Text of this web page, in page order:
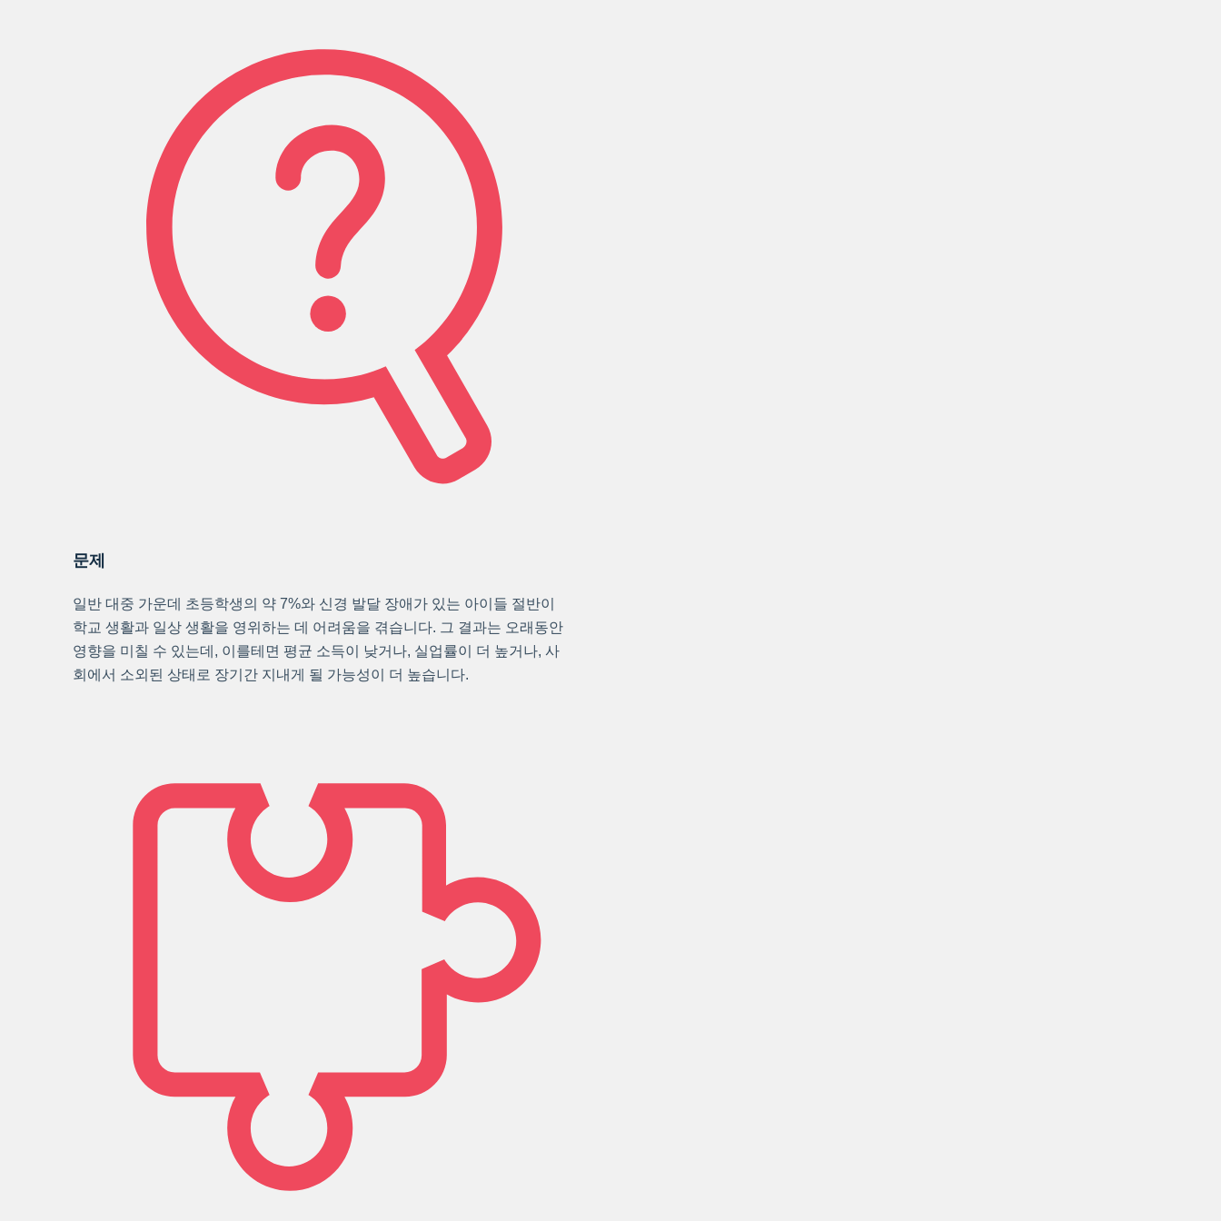
문제
일반 대중 가운데 초등학생의 약 7%와 신경 발달 장애가 있는 아이들 절반이
학교 생활과 일상 생활을 영위하는 데 어려움을 겪습니다. 그 결과는 오래동안
영향을 미칠 수 있는데, 이를테면 평균 소득이 낮거나, 실업률이 더 높거나, 사
회에서 소외된 상태로 장기간 지내게 될 가능성이 더 높습니다.